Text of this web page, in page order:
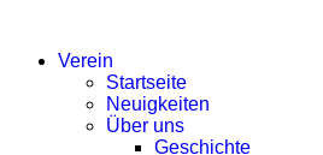
Verein
Startseite
Neuigkeiten
Über uns
Geschichte